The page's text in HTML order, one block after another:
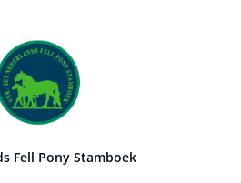
Fell Pony Stamboek